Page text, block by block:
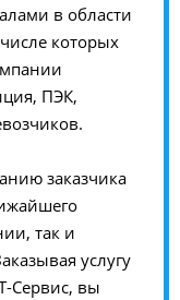
в области
которых
ПЭК,
заказчика
так и
услугу
Сервис, вы